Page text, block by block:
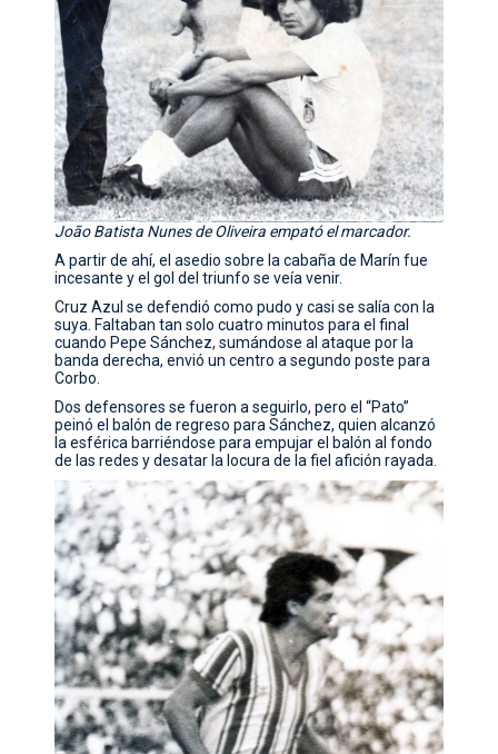
João Batista Nunes de Oliveira empató el marcador.
A partir de ahí, el asedio sobre la cabaña de Marín fue
incesante y el gol del triunfo se veía venir.
Cruz Azul se defendió como pudo y casi se salía con la
suya. Faltaban tan solo cuatro minutos para el final
cuando Pepe Sánchez, sumándose al ataque por la
banda derecha, envió un centro a segundo poste para
Corbo.
Dos defensores se fueron a seguirlo, pero el “Pato”
peinó el balón de regreso para Sánchez, quien alcanzó
la esférica barriéndose para empujar el balón al fondo
de las redes y desatar la locura de la fiel afición rayada.